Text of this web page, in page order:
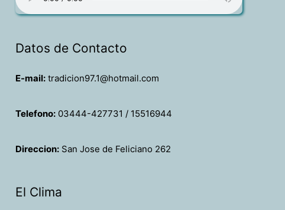
Datos de Contacto
E-mail: tradicion97.1@hotmail.com
Telefono: 03444-427731 / 15516944
Direccion: San Jose de Feliciano 262
El Clima